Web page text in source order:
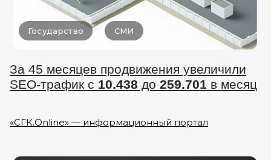
За 45 месяцев продвижения увеличили
SEO-трафик с 10.438 до 259.701 в месяц
«СГК.Online» — информационный портал
Государство СМИ